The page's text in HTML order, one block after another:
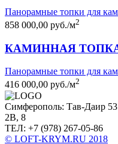
Панорамные топки для
858 000,00 руб./м2
КАМИННАЯ ТОПКА
Панорамные топки для
416 000,00 руб./м2
Симферополь: Тав-Даир
2В, 8
ТЕЛ: +7 (978) 267-05-86
© LOFT-KRYM.RU 2018